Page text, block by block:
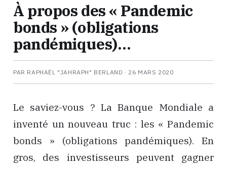
À propos des « Pandemic
bonds » (obligations
pandémiques)…
PAR RAPHAËL "JAHRAPH" BERLAND · 26 MARS 2020
Le saviez-vous ? La Banque Mondiale a
inventé un nouveau truc : les « Pandemic
bonds » (obligations pandémiques). En
gros, des investisseurs peuvent gagner